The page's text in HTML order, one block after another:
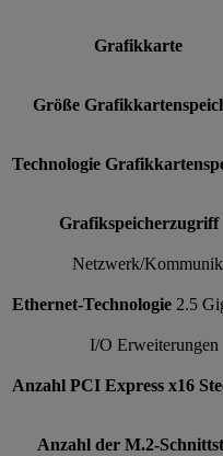
Grafikkarte
Größe
Technologie
Grafikspeicherzugriff
Netzwerk/
Ethernet-Technologie 2.5
I/O Erweiterungen
Anzahl PCI Express x16
Anzahl der M.2-